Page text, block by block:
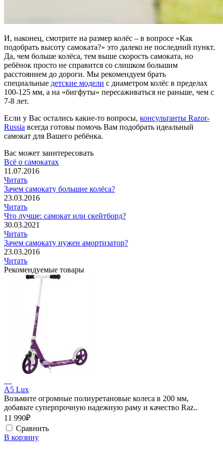
И, наконец, смотрите на размер колёс – в вопросе «Как
подобрать высоту самоката?» это далеко не последний пункт.
Да, чем больше колёса, тем выше скорость самоката, но
ребёнок просто не справится со слишком большим
расстоянием до дороги. Мы рекомендуем брать
специальные детские модели с диаметром колёс в пределах
100-125 мм, а на «бигфуты» пересаживаться не раньше, чем с
7-8 лет.
Если у Вас остались какие-то вопросы, консультанты Razor-
Russia всегда готовы помочь Вам подобрать идеальный
самокат для Вашего ребёнка.
Вас может заинтересовать
Всё о самокатах
11.07.2016
Читать
Зачем самокату большие колёса?
23.03.2016
Читать
Что лучше: самокат или скейтборд?
30.03.2021
Читать
Зачем самокату нужен амортизатор?
23.03.2016
Читать
Рекомендуемые товары
A5 Lux
Возьмите огромные полиуретановые колеса в 200 мм,
добавьте суперпрочную надежную раму и качество Raz..
11 990₽
Сравнить
В корзину